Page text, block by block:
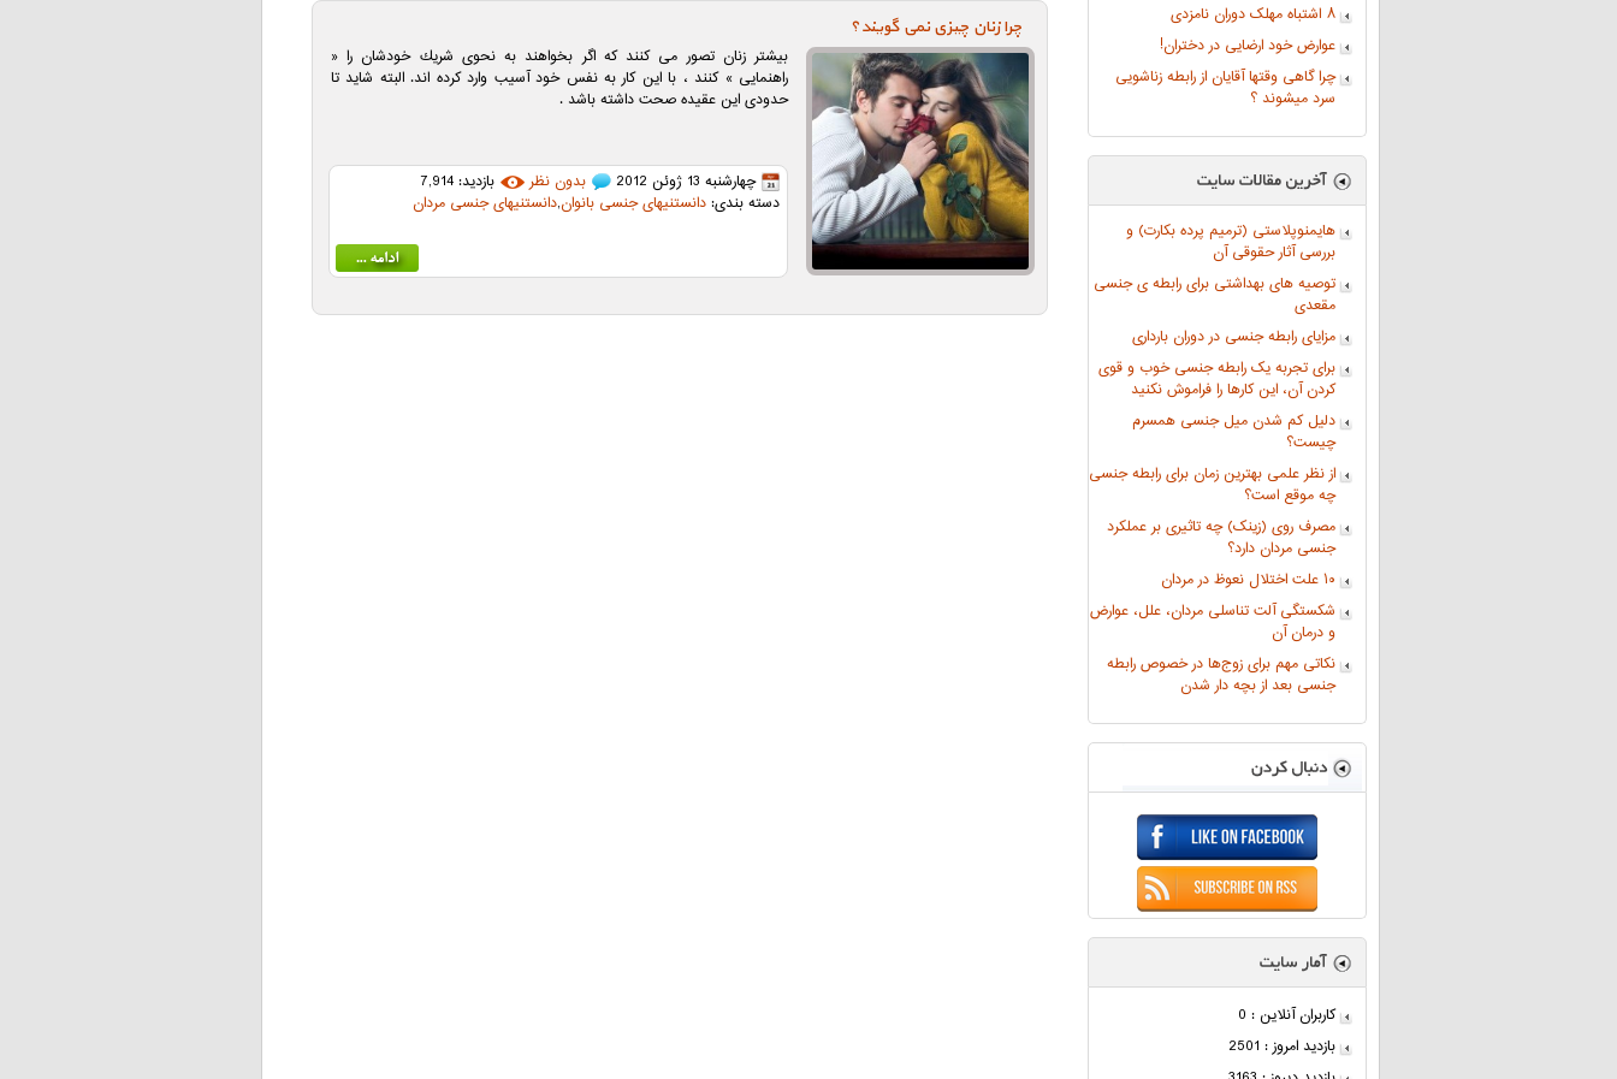
۸ اشتباه مهلک دوران نامزدی
عوارض خود ارضایی در دختران!
چرا گاهی وقتها آقایان از رابطه زناشویی
سرد میشوند ؟
هایمنوپلاستی (ترمیم پرده بکارت) و
بررسی آثار حقوقی آن
توصیه های بهداشتی برای رابطه ی جنسی
مقعدی
مزایای رابطه جنسی در دوران بارداری
برای تجربه یک رابطه جنسی خوب و قوی
کردن آن، این کارها را فراموش نکنید
دلیل کم شدن میل جنسی همسرم
چیست؟
از نظر علمی بهترین زمان برای رابطه جنسی
چه موقع است؟
مصرف روی (زینک) چه تاثیری بر عملکرد
جنسی مردان دارد؟
۱۰ علت اختلال نعوظ در مردان
شکستگی آلت تناسلی مردان، علل، عوارض
و درمان آن
نکاتی مهم برای زوج‌ها در خصوص رابطه
جنسی بعد از بچه دار شدن
کاربران آنلاین : 0
بازدید امروز : 2501
چرا زنان چيزی نمی گويند؟
بيشتر زنان تصور می كنند كه اگر بخواهند به نحوی شريك خودشان را «
راهنمايی » كنند ، با اين كار به نفس خود آسيب وارد كرده اند. البته شايد تا
حدودی اين عقيده صحت داشته باشد .
چهارشنبه 13 ژوئن 2012 بدون نظر
بازدید: 7,914
دسته بندی:دانستنیهای جنسی بانوان,دانستنیهای جنسی مردان